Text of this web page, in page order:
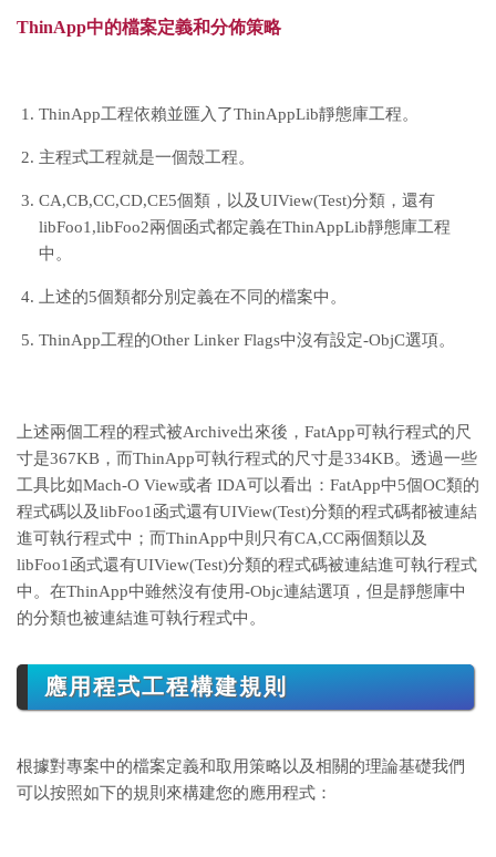
ThinApp中的檔案定義和分佈策略
ThinApp工程依賴並匯入了ThinAppLib靜態庫工程。
主程式工程就是一個殼工程。
CA,CB,CC,CD,CE5個類，以及UIView(Test)分類，還有
libFoo1,libFoo2兩個函式都定義在ThinAppLib靜態庫工程
中。
上述的5個類都分別定義在不同的檔案中。
ThinApp工程的Other Linker Flags中沒有設定-ObjC選項。
上述兩個工程的程式被Archive出來後，FatApp可執行程式的尺
寸是367KB，而ThinApp可執行程式的尺寸是334KB。透過一些
工具比如Mach-O View或者 IDA可以看出：FatApp中5個OC類的
程式碼以及libFoo1函式還有UIView(Test)分類的程式碼都被連結
進可執行程式中；而ThinApp中則只有CA,CC兩個類以及
libFoo1函式還有UIView(Test)分類的程式碼被連結進可執行程式
中。在ThinApp中雖然沒有使用-Objc連結選項，但是靜態庫中
的分類也被連結進可執行程式中。
應用程式工程構建規則
根據對專案中的檔案定義和取用策略以及相關的理論基礎我們
可以按照如下的規則來構建您的應用程式：